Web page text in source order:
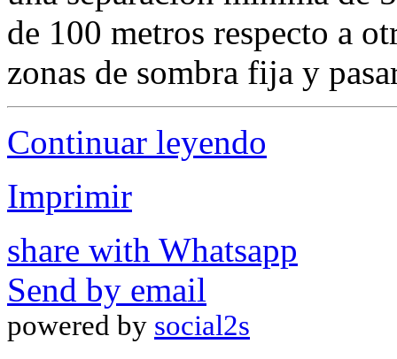
de 100 metros respecto a
zonas de sombra fija y
Continuar leyendo
Imprimir
share with Whatsapp
Send by email
powered by social2s